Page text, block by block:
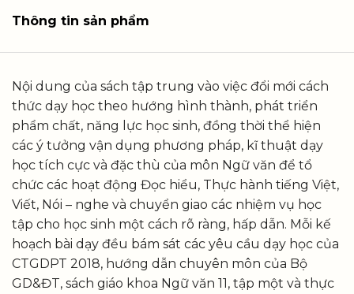
Thông tin sản phẩm
Nội dung của sách tập trung vào việc đổi mới cách
thức dạy học theo hướng hình thành, phát triển
phẩm chất, năng lực học sinh, đồng thời thể hiện
các ý tưởng vận dụng phương pháp, kĩ thuật dạy
học tích cực và đặc thù của môn Ngữ văn để tổ
chức các hoạt động Đọc hiểu, Thực hành tiếng Việt,
Viết, Nói – nghe và chuyển giao các nhiệm vụ học
tập cho học sinh một cách rõ ràng, hấp dẫn. Mỗi kế
hoạch bài dạy đều bám sát các yêu cầu dạy học của
CTGDPT 2018, hướng dẫn chuyên môn của Bộ
GD&ĐT, sách giáo khoa Ngữ văn 11, tập một và thực